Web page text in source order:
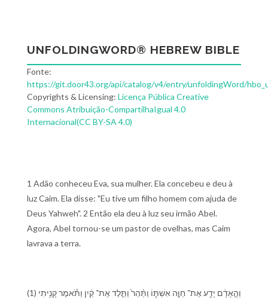
UNFOLDINGWORD® HEBREW BIBLE
Fonte:
https://git.door43.org/api/catalog/v4/entry/unfoldingWord/
Copyrights & Licensing: Licença Pública Creative
Commons Atribuição-CompartilhaIgual 4.0
Internacional(CC BY-SA 4.0)
1 Adão conheceu Eva, sua mulher. Ela concebeu e deu à
luz Caim. Ela disse: "Eu tive um filho homem com ajuda de
Deus Yahweh". 2 Então ela deu à luz seu irmão Abel.
Agora, Abel tornou-se um pastor de ovelhas, mas Caim
lavrava a terra.
(1) וְ⁠הָ֣⁠אָדָ֔ם יָדַ֖ע אֶת־ חַוָּ֣ה אִשְׁתּ֑⁠וֹ וַ⁠תַּ֨הַר֙ וַ⁠תֵּ֣לֶד אֶת־ קַ֔יִן וַ⁠תֹּ֕אמֶר קָנִ֥יתִי